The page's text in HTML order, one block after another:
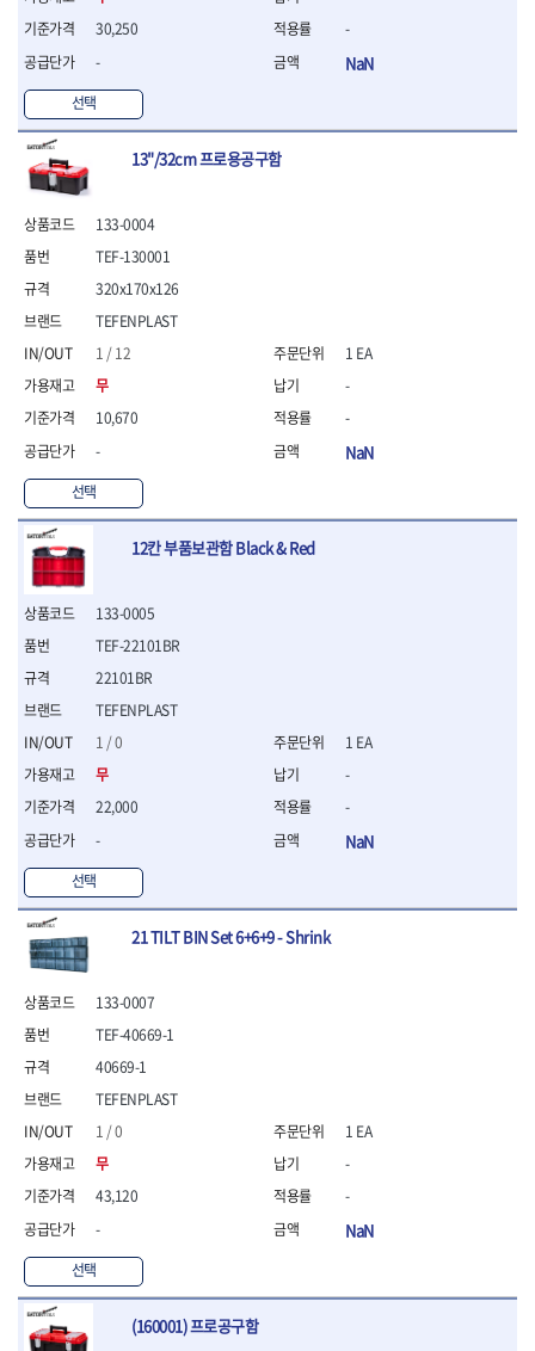
- 볼트세터
- 레이저팁 드라이버
- 라쳇렌치
- 임팩엑스트라롱소켓
- 파워렌치
- 드릴척아답타
- 조인트플러그소켓
- 옵셋렌치
- 소켓홀더
- 클라이밍비트
- 토크아답타
- 비트소켓세트
- 일자비트
- 임팩별비트
- 임팩일자비트
- 임팩포지비트
- 임팩십자비트
- 십자비트
- 임팩별비트소켓
- 임팩XZN비트소켓
- 일자비트소켓
- XZN비트
- 임팩XZN비트
- 사각비트
- 토크드라이버
- 포지비트소켓
- 뻰치
- 편구스패너
- 플라이어
- 니퍼
- 스냅링플라이어
- 그룹조인트플라이어
- 케이블커터
- 바이스플라이어
- 옵셋렌치
- 공구함세트
- 콤비네이션렌치
- 라쳇콤비네이션렌치
- 라쳇옵셋렌치
- 콤비네이션렌치세트
- 양구스패너세트
30,250
-
선택
-
NaN
13"/32cm 프로용공구함
133-0004
TEFENPLAST
1 / 12
무
10,670
-
선택
TEF-130001
320x170x126
1 EA
-
-
NaN
12칸 부품보관함 Black & Red
133-0005
TEFENPLAST
1 / 0
무
22,000
-
선택
TEF-22101BR
22101BR
1 EA
-
-
NaN
21 TILT BIN Set 6+6+9 - Shrink
133-0007
TEFENPLAST
1 / 0
무
43,120
-
선택
TEF-40669-1
40669-1
1 EA
-
-
NaN
(160001) 프로공구함